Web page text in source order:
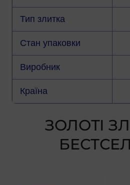
Тип злитка
Стан упаковки
Виробник
Країна
ЗОЛОТІ